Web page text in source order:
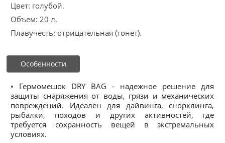
Цвет: голубой.
Объем: 20 л.
Плавучесть: отрицательная (тонет).
Особенности
• Гермомешок DRY BAG - надежное решение для
защиты снаряжения от воды, грязи и механических
повреждений. Идеален для дайвинга, снорклинга,
рыбалки, походов и других активностей, где
требуется сохранность вещей в экстремальных
условиях.